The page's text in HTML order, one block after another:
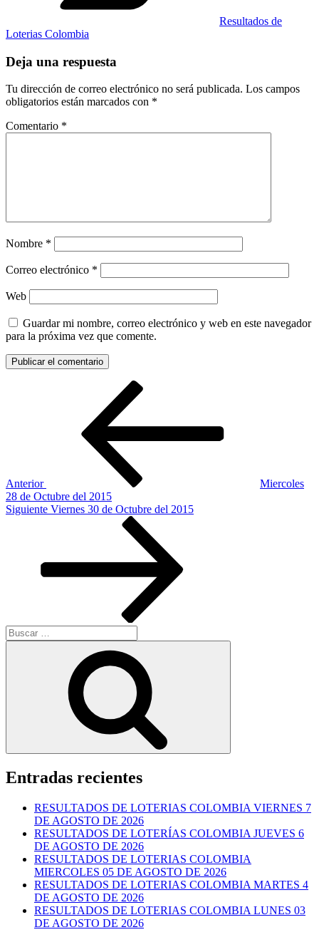
Resultados de
Loterias Colombia
Deja una respuesta
Tu dirección de correo electrónico no será publicada. Los campos
obligatorios están marcados con *
Comentario *
Nombre *
Correo electrónico *
Web
Guardar mi nombre, correo electrónico y web en este navegador
para la próxima vez que comente.
Anterior
Miercoles
28 de Octubre del 2015
Siguiente
Siguiente Viernes 30 de Octubre del 2015
Buscar
por:
Entradas recientes
RESULTADOS DE LOTERIAS COLOMBIA VIERNES 7
DE AGOSTO DE 2026
RESULTADOS DE LOTERÍAS COLOMBIA JUEVES 6
DE AGOSTO DE 2026
RESULTADOS DE LOTERIAS COLOMBIA
MIERCOLES 05 DE AGOSTO DE 2026
RESULTADOS DE LOTERIAS COLOMBIA MARTES 4
DE AGOSTO DE 2026
RESULTADOS DE LOTERIAS COLOMBIA LUNES 03
DE AGOSTO DE 2026